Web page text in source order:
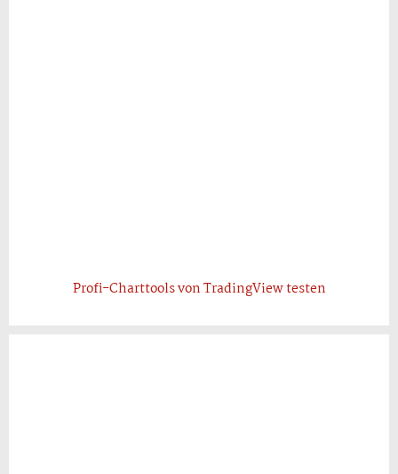
Profi-Charttools von TradingView testen